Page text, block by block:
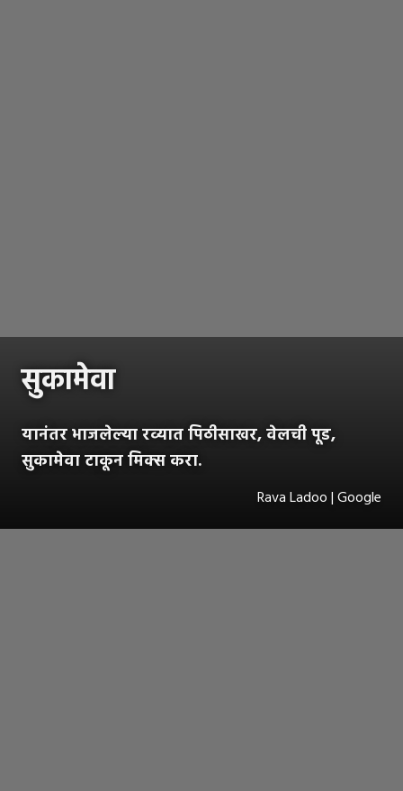
सुकामेवा
यानंतर भाजलेल्या रव्यात पिठीसाखर, वेलची पूड,
सुकामेवा टाकून मिक्स करा.
Rava Ladoo | Google